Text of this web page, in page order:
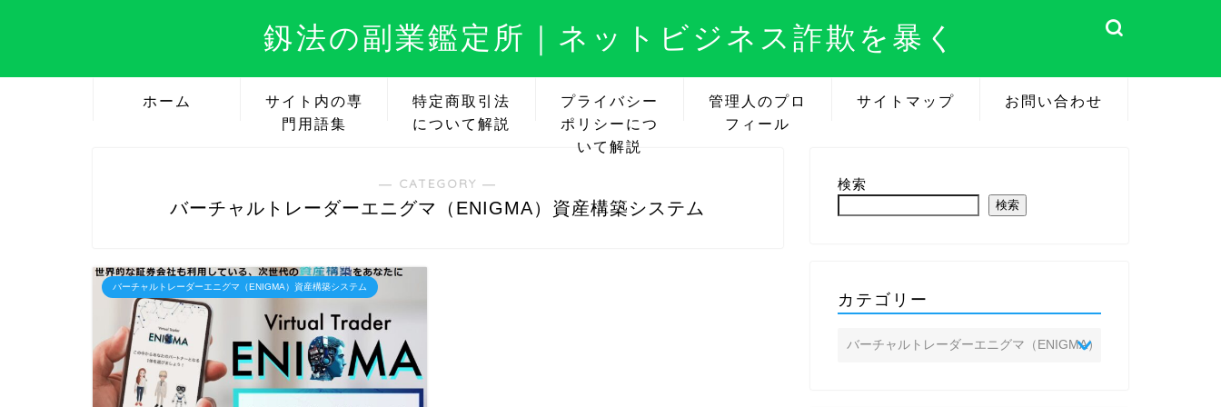
釼法の副業鑑定所｜ネットビジネス詐欺を暴く
ホーム
サイト内の専
門用語集
特定商取引法
について解説
プライバシー
ポリシーにつ
いて解説
管理人のプロ
フィール
サイトマップ お問い合わせ
― CATEGORY ―
バーチャルトレーダーエニグマ（ENIGMA）資産構築システム
バーチャルトレーダーエニグマ（ENIGMA）資産構築システム
検索
検索
カテゴリー